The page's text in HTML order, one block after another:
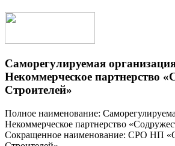
Саморегулируемая
Некоммерческое партнерство
Строителей»
Полное наименование:
Некоммерческое партнерство
Сокращенное наименование: СРО НП